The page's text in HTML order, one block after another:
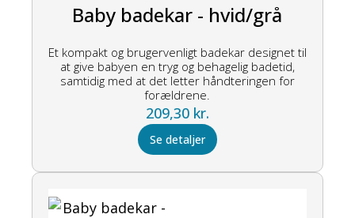
Baby badekar - hvid/grå
Et kompakt og brugervenligt badekar designet til
at give babyen en tryg og behagelig badetid,
samtidig med at det letter håndteringen for
forældrene.
209,30 kr.
Se detaljer